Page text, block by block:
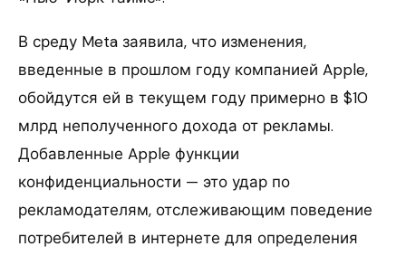
В среду Meta заявила, что изменения,
введенные в прошлом году компанией Apple,
обойдутся ей в текущем году примерно в $10
млрд неполученного дохода от рекламы.
Добавленные Apple функции
конфиденциальности — это удар по
рекламодателям, отслеживающим поведение
потребителей в интернете для определения